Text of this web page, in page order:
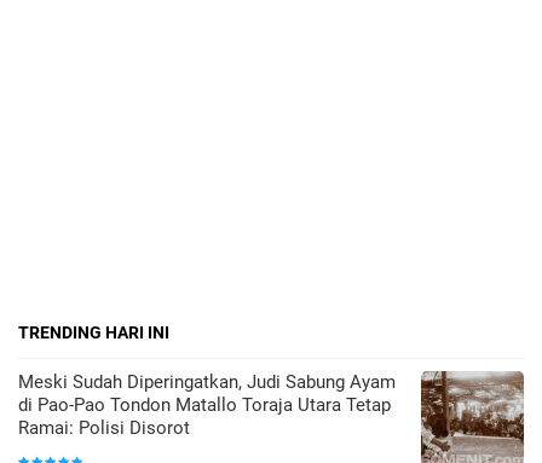
TRENDING HARI INI
Meski Sudah Diperingatkan, Judi Sabung Ayam
di Pao-Pao Tondon Matallo Toraja Utara Tetap
Ramai: Polisi Disorot